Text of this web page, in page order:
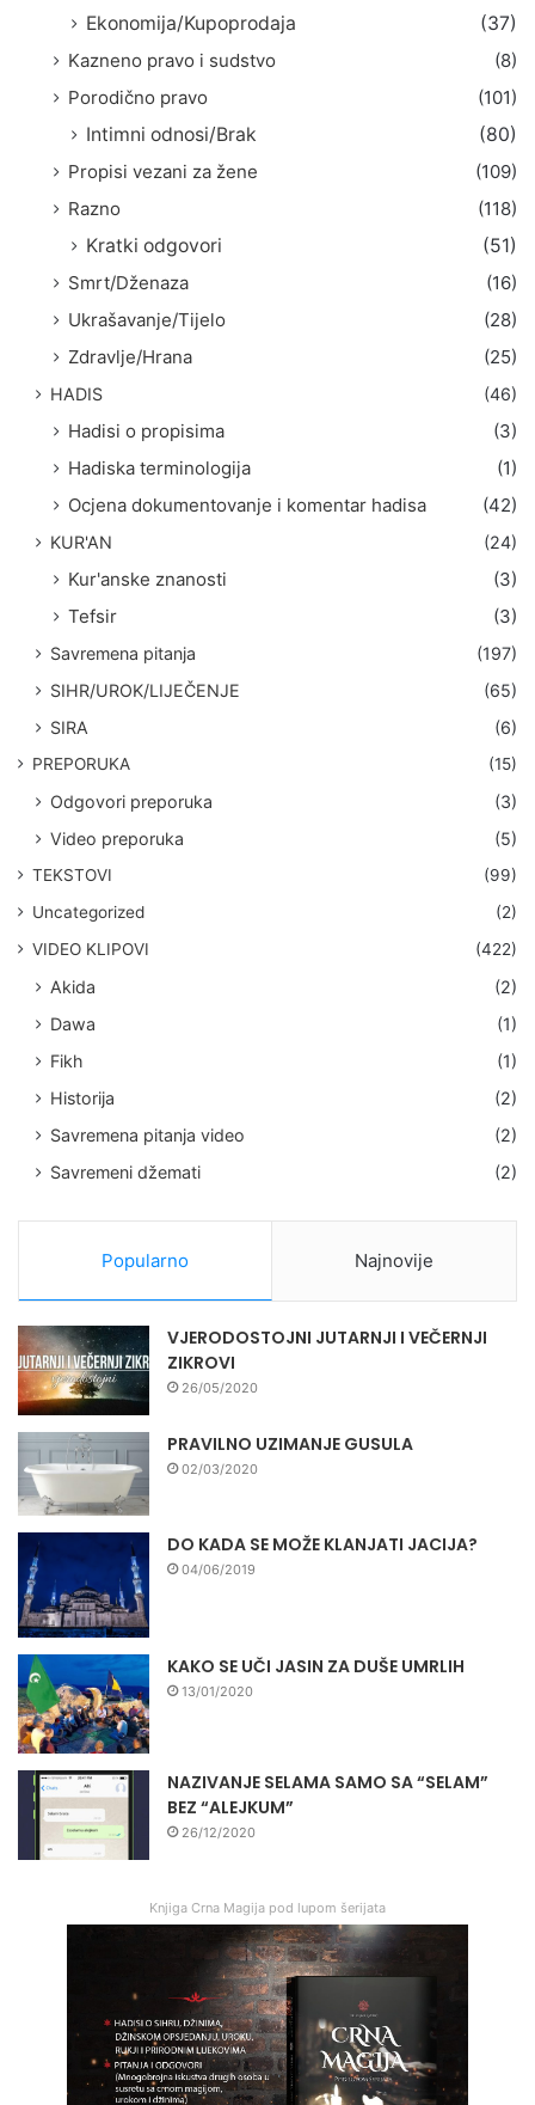
Ekonomija/Kupoprodaja
(37)
Kazneno pravo i sudstvo
(8)
Porodično pravo
(101)
Intimni odnosi/Brak
(80)
Propisi vezani za žene
(109)
Razno
(118)
Kratki odgovori
(51)
Smrt/Dženaza
(16)
Ukrašavanje/Tijelo
(28)
Zdravlje/Hrana
(25)
HADIS (46)
Hadisi o propisima
(3)
Hadiska terminologija
(1)
Ocjena dokumentovanje i komentar hadisa
(42)
KUR'AN (24)
Kur'anske znanosti
(3)
Tefsir
(3)
Savremena pitanja
(197)
SIHR/UROK/LIJEČENJE
(65)
SIRA
(6)
PREPORUKA (15)
Odgovori preporuka
(3)
Video preporuka
(5)
TEKSTOVI
(99)
Uncategorized
(2)
VIDEO KLIPOVI
(422)
Akida
(2)
Dawa
(1)
Fikh
(1)
Historija
(2)
Savremena pitanja video
(2)
Savremeni džemati
(2)
Popularno Najnovije
VJERODOSTOJNI JUTARNJI I VEČERNJI
ZIKROVI
26/05/2020
PRAVILNO UZIMANJE GUSULA
02/03/2020
DO KADA SE MOŽE KLANJATI JACIJA?
04/06/2019
KAKO SE UČI JASIN ZA DUŠE UMRLIH
13/01/2020
NAZIVANJE SELAMA SAMO SA “SELAM”
BEZ “ALEJKUM”
26/12/2020
Knjiga Crna Magija pod lupom šerijata